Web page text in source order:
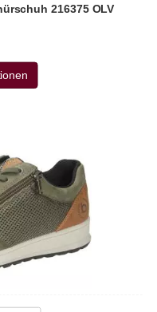
216375 OLV